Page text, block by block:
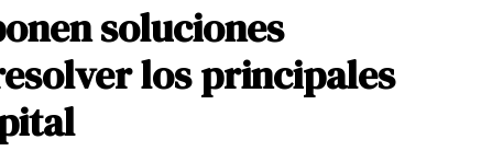
soluciones
losprincipales